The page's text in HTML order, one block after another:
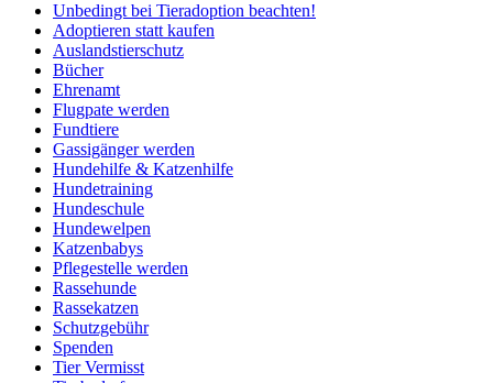
Unbedingt bei Tieradoption beachten!
Adoptieren statt kaufen
Auslandstierschutz
Bücher
Ehrenamt
Flugpate werden
Fundtiere
Gassigänger werden
Hundehilfe & Katzenhilfe
Hundetraining
Hundeschule
Hundewelpen
Katzenbabys
Pflegestelle werden
Rassehunde
Rassekatzen
Schutzgebühr
Spenden
Tier Vermisst